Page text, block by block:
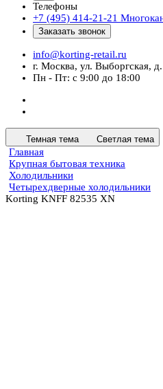
Телефоны
+7 (495) 414-21-21
Заказать звонок
info@korting-retail.ru
г. Москва, ул. Выборгская,
Пн - Пт: с 9:00 до 18:00
Темная тема Светлая тема
Главная
Крупная бытовая техника
Холодильники
Четырехдверные холодильники
Korting KNFF 82535 XN